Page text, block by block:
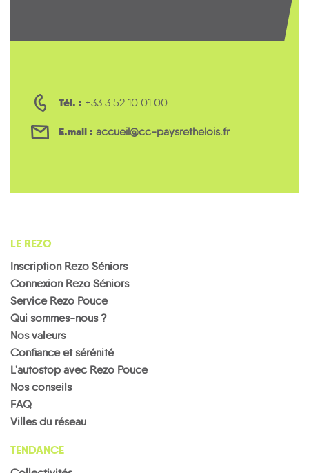
Tél. : +33 3 52 10 01 00
E.mail : accueil@cc-paysrethelois.fr
LE REZO
Inscription Rezo Séniors
Connexion Rezo Séniors
Service Rezo Pouce
Qui sommes-nous ?
Nos valeurs
Confiance et sérénité
L'autostop avec Rezo Pouce
Nos conseils
FAQ
Villes du réseau
TENDANCE